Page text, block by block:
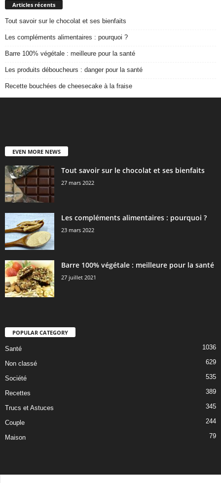
Articles récents
Tout savoir sur le chocolat et ses bienfaits
Les compléments alimentaires : pourquoi ?
Barre 100% végétale : meilleure pour la santé
Les produits déboucheurs : danger pour la santé
Recette bouchées de cheesecake à la fraise
EVEN MORE NEWS
Tout savoir sur le chocolat et ses bienfaits
27 mars 2022
Les compléments alimentaires : pourquoi ?
23 mars 2022
Barre 100% végétale : meilleure pour la santé
27 juillet 2021
POPULAR CATEGORY
Santé 1036
Non classé 629
Société 535
Recettes 389
Trucs et Astuces 345
Couple 244
Maison 79